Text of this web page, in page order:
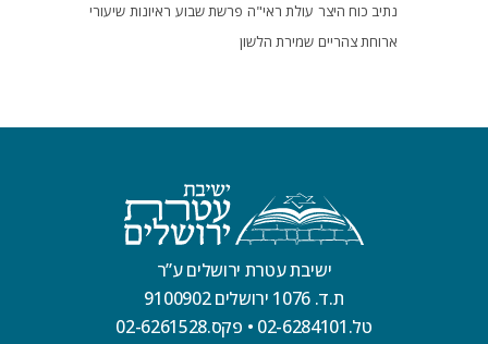
נתיב כוח היצר עולת ראי"ה פרשת שבוע ראיונות שיעורי
ארוחת צהריים שמירת הלשון
ישיבת עטרת ירושלים ע”ר
ת.ד. 1076 ירושלים 9100902
טל.02-6284101
• פקס.02-6261528